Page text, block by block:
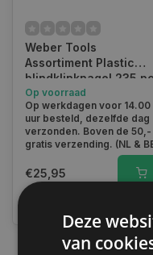
Weber Tools
Assortiment Plastic
blindklinknagel 235
FD-6048
Op voorraad
Op werkdagen voor 14.00
uur besteld, dezelfde dag
verzonden. Boven de 50,-
gratis verzending. (NL &
€25,95
Deze
van